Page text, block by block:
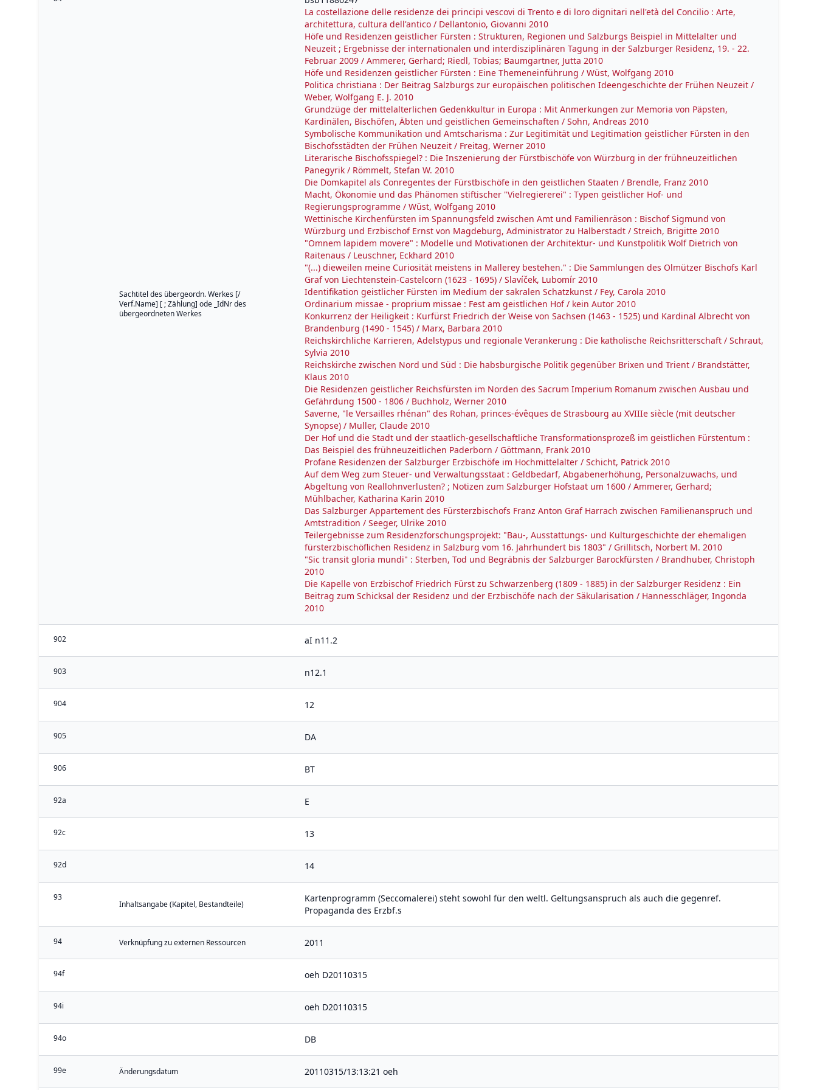
Sachtitel des übergeordn. Werkes [/
Verf.Name] [ ; Zählung] ode _IdNr des
übergeordneten Werkes
La costellazione delle residenze dei principi vescovi di Trento e di loro dignitari nell'età del Concilio : Arte,
architettura, cultura dell'antico / Dellantonio, Giovanni 2010
Höfe und Residenzen geistlicher Fürsten : Strukturen, Regionen und Salzburgs Beispiel in Mittelalter und
Neuzeit ; Ergebnisse der internationalen und interdisziplinären Tagung in der Salzburger Residenz, 19. - 22.
Februar 2009 / Ammerer, Gerhard; Riedl, Tobias; Baumgartner, Jutta 2010
Höfe und Residenzen geistlicher Fürsten : Eine Themeneinführung / Wüst, Wolfgang 2010
Politica christiana : Der Beitrag Salzburgs zur europäischen politischen Ideengeschichte der Frühen Neuzeit /
Weber, Wolfgang E. J. 2010
Grundzüge der mittelalterlichen Gedenkkultur in Europa : Mit Anmerkungen zur Memoria von Päpsten,
Kardinälen, Bischöfen, Äbten und geistlichen Gemeinschaften / Sohn, Andreas 2010
Symbolische Kommunikation und Amtscharisma : Zur Legitimität und Legitimation geistlicher Fürsten in den
Bischofsstädten der Frühen Neuzeit / Freitag, Werner 2010
Literarische Bischofsspiegel? : Die Inszenierung der Fürstbischöfe von Würzburg in der frühneuzeitlichen
Panegyrik / Römmelt, Stefan W. 2010
Die Domkapitel als Conregentes der Fürstbischöfe in den geistlichen Staaten / Brendle, Franz 2010
Macht, Ökonomie und das Phänomen stiftischer "Vielregiererei" : Typen geistlicher Hof- und
Regierungsprogramme / Wüst, Wolfgang 2010
Wettinische Kirchenfürsten im Spannungsfeld zwischen Amt und Familienräson : Bischof Sigmund von
Würzburg und Erzbischof Ernst von Magdeburg, Administrator zu Halberstadt / Streich, Brigitte 2010
"Omnem lapidem movere" : Modelle und Motivationen der Architektur- und Kunstpolitik Wolf Dietrich von
Raitenaus / Leuschner, Eckhard 2010
"(...) dieweilen meine Curiosität meistens in Mallerey bestehen." : Die Sammlungen des Olmützer Bischofs Karl
Graf von Liechtenstein-Castelcorn (1623 - 1695) / Slavíček, Lubomír 2010
Identifikation geistlicher Fürsten im Medium der sakralen Schatzkunst / Fey, Carola 2010
Ordinarium missae - proprium missae : Fest am geistlichen Hof / kein Autor 2010
Konkurrenz der Heiligkeit : Kurfürst Friedrich der Weise von Sachsen (1463 - 1525) und Kardinal Albrecht von
Brandenburg (1490 - 1545) / Marx, Barbara 2010
Reichskirchliche Karrieren, Adelstypus und regionale Verankerung : Die katholische Reichsritterschaft / Schraut,
Sylvia 2010
Reichskirche zwischen Nord und Süd : Die habsburgische Politik gegenüber Brixen und Trient / Brandstätter,
Klaus 2010
Die Residenzen geistlicher Reichsfürsten im Norden des Sacrum Imperium Romanum zwischen Ausbau und
Gefährdung 1500 - 1806 / Buchholz, Werner 2010
Saverne, "le Versailles rhénan" des Rohan, princes-évêques de Strasbourg au XVIIIe siècle (mit deutscher
Synopse) / Muller, Claude 2010
Der Hof und die Stadt und der staatlich-gesellschaftliche Transformationsprozeß im geistlichen Fürstentum :
Das Beispiel des frühneuzeitlichen Paderborn / Göttmann, Frank 2010
Profane Residenzen der Salzburger Erzbischöfe im Hochmittelalter / Schicht, Patrick 2010
Auf dem Weg zum Steuer- und Verwaltungsstaat : Geldbedarf, Abgabenerhöhung, Personalzuwachs, und
Abgeltung von Reallohnverlusten? ; Notizen zum Salzburger Hofstaat um 1600 / Ammerer, Gerhard;
Mühlbacher, Katharina Karin 2010
Das Salzburger Appartement des Fürsterzbischofs Franz Anton Graf Harrach zwischen Familienanspruch und
Amtstradition / Seeger, Ulrike 2010
Teilergebnisse zum Residenzforschungsprojekt: "Bau-, Ausstattungs- und Kulturgeschichte der ehemaligen
fürsterzbischöflichen Residenz in Salzburg vom 16. Jahrhundert bis 1803" / Grillitsch, Norbert M. 2010
"Sic transit gloria mundi" : Sterben, Tod und Begräbnis der Salzburger Barockfürsten / Brandhuber, Christoph
2010
Die Kapelle von Erzbischof Friedrich Fürst zu Schwarzenberg (1809 - 1885) in der Salzburger Residenz : Ein
Beitrag zum Schicksal der Residenz und der Erzbischöfe nach der Säkularisation / Hannesschläger, Ingonda
2010
902 aI n11.2
903 n12.1
904 12
905 DA
906 BT
92a E
92c 13
92d 14
93
Inhaltsangabe (Kapitel, Bestandteile)
Kartenprogramm (Seccomalerei) steht sowohl für den weltl. Geltungsanspruch als auch die gegenref.
Propaganda des Erzbf.s
94 Verknüpfung zu externen Ressourcen 2011
94f oeh D20110315
94i oeh D20110315
94o DB
99e Änderungsdatum 20110315/13:13:21 oeh